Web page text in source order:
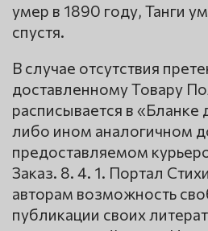
умер в 1890 году, Танги
спустя.
В случае отсутствия
доставленному Товару
расписывается в «Бланке
либо ином аналогичном
предоставляемом
Заказ. 8. 4. 1. Портал
авторам возможность
публикации своих